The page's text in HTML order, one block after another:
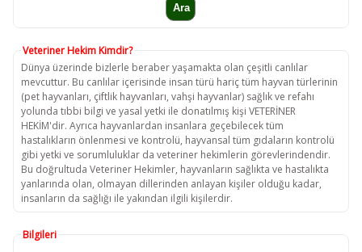
Veteriner Hekim Kimdir?
Dünya üzerinde bizlerle beraber yaşamakta olan çeşitli canlılar
mevcuttur. Bu canlılar içerisinde insan türü hariç tüm hayvan türlerinin
(pet hayvanları, çiftlik hayvanları, vahşi hayvanlar) sağlık ve refahı
yolunda tıbbi bilgi ve yasal yetki ile donatılmış kişi VETERİNER
HEKİM'dir. Ayrıca hayvanlardan insanlara geçebilecek tüm
hastalıkların önlenmesi ve kontrolü, hayvansal tüm gıdaların kontrolü
gibi yetki ve sorumluluklar da veteriner hekimlerin görevlerindendir.
Bu doğrultuda Veteriner Hekimler, hayvanların sağlıkta ve hastalıkta
yanlarında olan, olmayan dillerinden anlayan kişiler olduğu kadar,
insanların da sağlığı ile yakından ilgili kişilerdir.
Bilgileri